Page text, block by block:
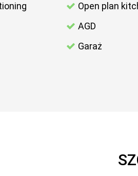
Open plan
AGD
Garaż